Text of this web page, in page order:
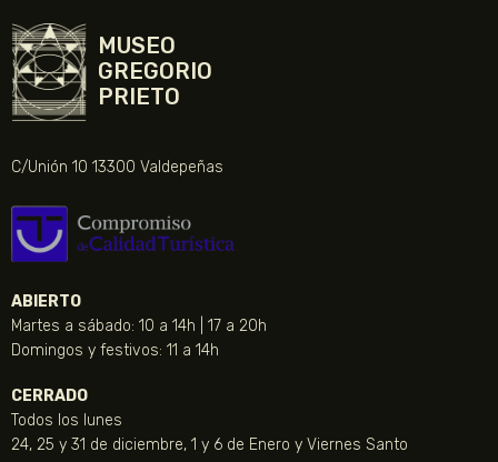
MUSEO
GREGORIO
PRIETO
C/Unión 10 13300 Valdepeñas
ABIERTO
Martes a sábado: 10 a 14h | 17 a 20h
Domingos y festivos: 11 a 14h
CERRADO
Todos los lunes
24, 25 y 31 de diciembre, 1 y 6 de Enero y Viernes Santo